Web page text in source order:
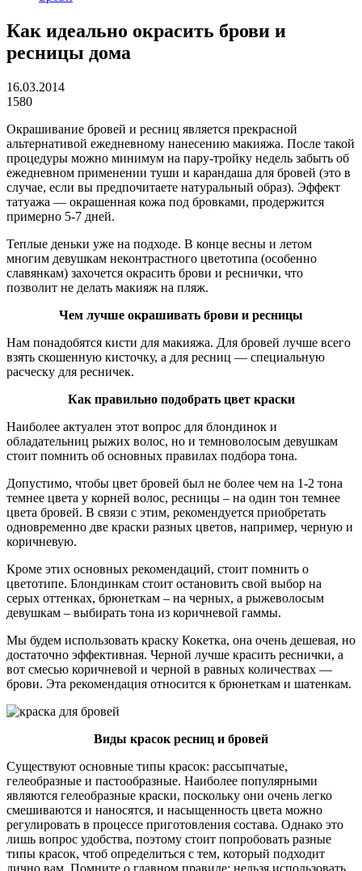
Как идеально окрасить брови и
ресницы дома
16.03.2014
1580
Окрашивание бровей и ресниц является прекрасной
альтернативой ежедневному нанесению макияжа. После такой
процедуры можно минимум на пару-тройку недель забыть об
ежедневном применении туши и карандаша для бровей (это в
случае, если вы предпочитаете натуральный образ). Эффект
татуажа — окрашенная кожа под бровками, продержится
примерно 5-7 дней.
Теплые деньки уже на подходе. В конце весны и летом
многим девушкам неконтрастного цветотипа (особенно
славянкам) захочется окрасить брови и реснички, что
позволит не делать макияж на пляж.
Чем лучше окрашивать брови и ресницы
Нам понадобятся кисти для макияжа. Для бровей лучше всего
взять скошенную кисточку, а для ресниц — специальную
расческу для ресничек.
Как правильно подобрать цвет краски
Наиболее актуален этот вопрос для блондинок и
обладательниц рыжих волос, но и темноволосым девушкам
стоит помнить об основных правилах подбора тона.
Допустимо, чтобы цвет бровей был не более чем на 1-2 тона
темнее цвета у корней волос, ресницы – на один тон темнее
цвета бровей. В связи с этим, рекомендуется приобретать
одновременно две краски разных цветов, например, черную и
коричневую.
Кроме этих основных рекомендаций, стоит помнить о
цветотипе. Блондинкам стоит остановить свой выбор на
серых оттенках, брюнеткам – на черных, а рыжеволосым
девушкам – выбирать тона из коричневой гаммы.
Мы будем использовать краску Кокетка, она очень дешевая, но
достаточно эффективная. Черной лучше красить реснички, а
вот смесью коричневой и черной в равных количествах —
брови. Эта рекомендация относится к брюнеткам и шатенкам.
Виды красок ресниц и бровей
Существуют основные типы красок: рассыпчатые,
гелеобразные и пастообразные. Наиболее популярными
являются гелеобразные краски, поскольку они очень легко
смешиваются и наносятся, и насыщенность цвета можно
регулировать в процессе приготовления состава. Однако это
лишь вопрос удобства, поэтому стоит попробовать разные
типы красок, чтоб определиться с тем, который подходит
лично вам. Помните о главном правиле: нельзя использовать